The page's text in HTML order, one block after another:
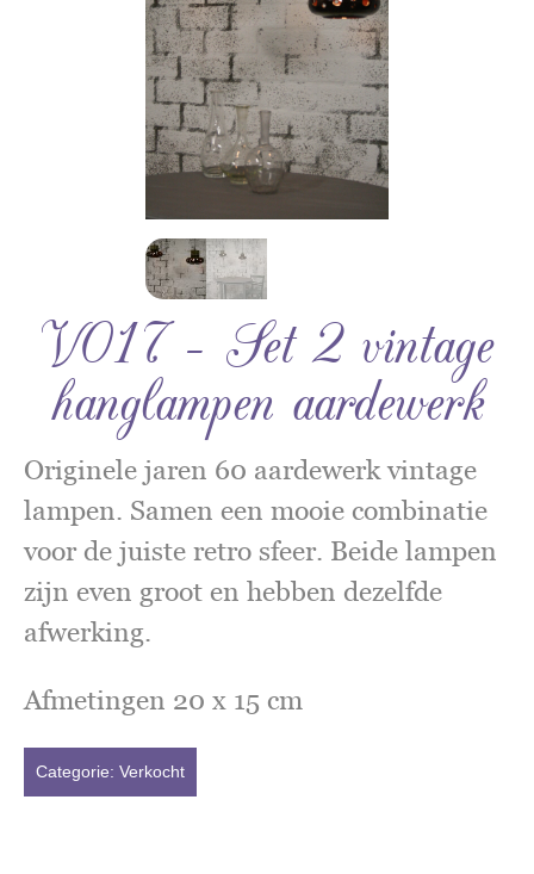
V017 – Set 2 vintage
hanglampen aardewerk
Originele jaren 60 aardewerk vintage
lampen. Samen een mooie combinatie
voor de juiste retro sfeer. Beide lampen
zijn even groot en hebben dezelfde
afwerking.
Afmetingen 20 x 15 cm
Categorie: Verkocht